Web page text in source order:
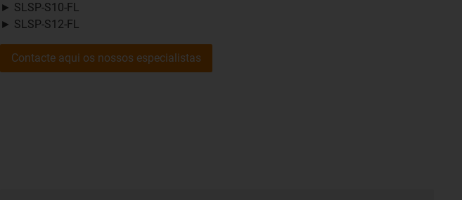
► SLSP-S10-FL
► SLSP-S12-FL
Contacte aqui os nossos especialistas